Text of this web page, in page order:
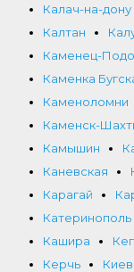
Калач-на-дону
Калтан
Каменец-
Каменка
Каменоломни
Каменск-
Камышин
Каневская
Карагай
Катеринополь
Кашира
Керчь
Киев